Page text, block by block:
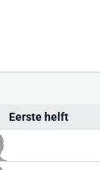
Eerste helft